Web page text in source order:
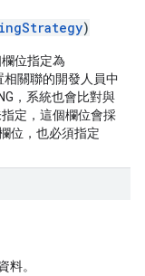
)
位指定為
相關聯的開發人員中
，系統也會比對與
定，這個欄位會採
位，也必須指定
料。